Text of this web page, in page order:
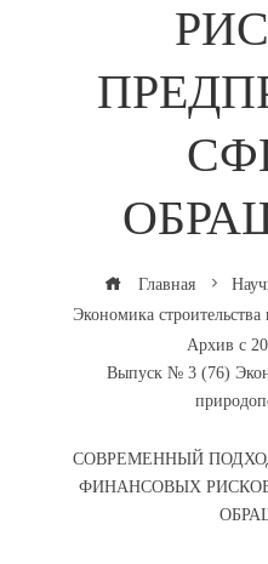
Главная
Экономика
Архив с
Выпуск № 3 (76)
СОВРЕМЕННЫЙ
ФИНАНСОВЫХ